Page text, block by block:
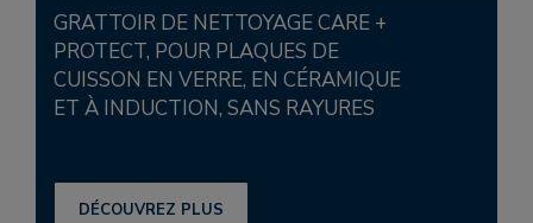
GRATTOIR DE NETTOYAGE CARE +
PROTECT, POUR PLAQUES DE
CUISSON EN VERRE, EN CÉRAMIQUE
ET À INDUCTION, SANS RAYURES
DÉCOUVREZ PLUS